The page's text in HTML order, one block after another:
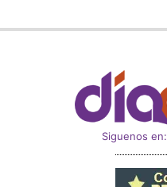
Siguenos en: